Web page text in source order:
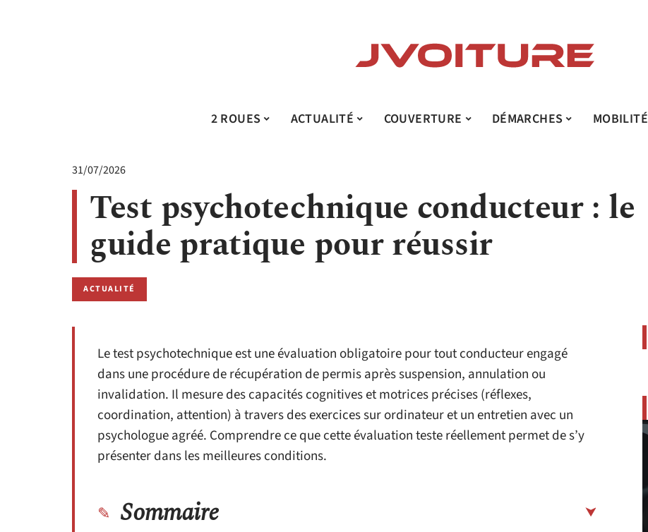
2 ROUES ACTUALITÉ COUVERTURE DÉMARCHES MOBILITÉ
31/07/2026
Test psychotechnique conducteur : le
guide pratique pour réussir
ACTUALITÉ
Le test psychotechnique est une évaluation obligatoire pour tout conducteur engagé
dans une procédure de récupération de permis après suspension, annulation ou
invalidation. Il mesure des capacités cognitives et motrices précises (réflexes,
coordination, attention) à travers des exercices sur ordinateur et un entretien avec un
psychologue agréé. Comprendre ce que cette évaluation teste réellement permet de s’y
présenter dans les meilleures conditions.
Sommaire